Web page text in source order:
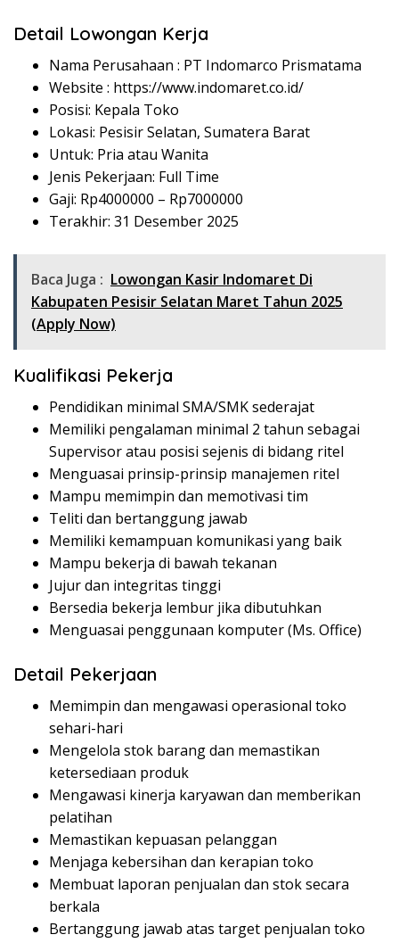
Detail Lowongan Kerja
Nama Perusahaan : PT Indomarco Prismatama
Website : https://www.indomaret.co.id/
Posisi: Kepala Toko
Lokasi: Pesisir Selatan, Sumatera Barat
Untuk: Pria atau Wanita
Jenis Pekerjaan: Full Time
Gaji: Rp4000000 – Rp7000000
Terakhir: 31 Desember 2025
Baca Juga : Lowongan Kasir Indomaret Di
Kabupaten Pesisir Selatan Maret Tahun 2025
(Apply Now)
Kualifikasi Pekerja
Pendidikan minimal SMA/SMK sederajat
Memiliki pengalaman minimal 2 tahun sebagai
Supervisor atau posisi sejenis di bidang ritel
Menguasai prinsip-prinsip manajemen ritel
Mampu memimpin dan memotivasi tim
Teliti dan bertanggung jawab
Memiliki kemampuan komunikasi yang baik
Mampu bekerja di bawah tekanan
Jujur dan integritas tinggi
Bersedia bekerja lembur jika dibutuhkan
Menguasai penggunaan komputer (Ms. Office)
Detail Pekerjaan
Memimpin dan mengawasi operasional toko
sehari-hari
Mengelola stok barang dan memastikan
ketersediaan produk
Mengawasi kinerja karyawan dan memberikan
pelatihan
Memastikan kepuasan pelanggan
Menjaga kebersihan dan kerapian toko
Membuat laporan penjualan dan stok secara
berkala
Bertanggung jawab atas target penjualan toko